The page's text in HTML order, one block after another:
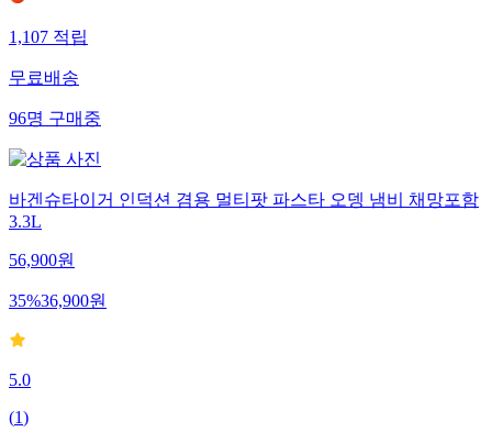
1,107적립
무료배송
96명구매중
바겐슈타이거 인덕션 겸용 멀티팟 파스타 오뎅 냄비 채망포함
3.3L
56,900원
35%36,900원
5.0
(1)